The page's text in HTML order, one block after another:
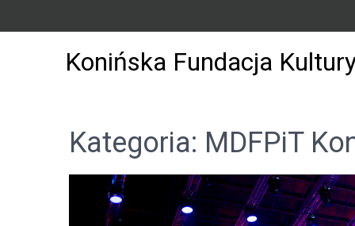
Konińska Fundacja
Kategoria: MDFPiT